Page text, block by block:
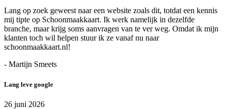
Lang op zoek geweest naar een website zoals dit, totdat een kennis
mij tipte op Schoonmaakkaart. Ik werk namelijk in dezelfde
branche, maar krijg soms aanvragen van te ver weg. Omdat ik mijn
klanten toch wil helpen stuur ik ze vanaf nu naar
schoonmaakkaart.nl!
- Martijn Smeets
Lang leve google
26 juni 2026